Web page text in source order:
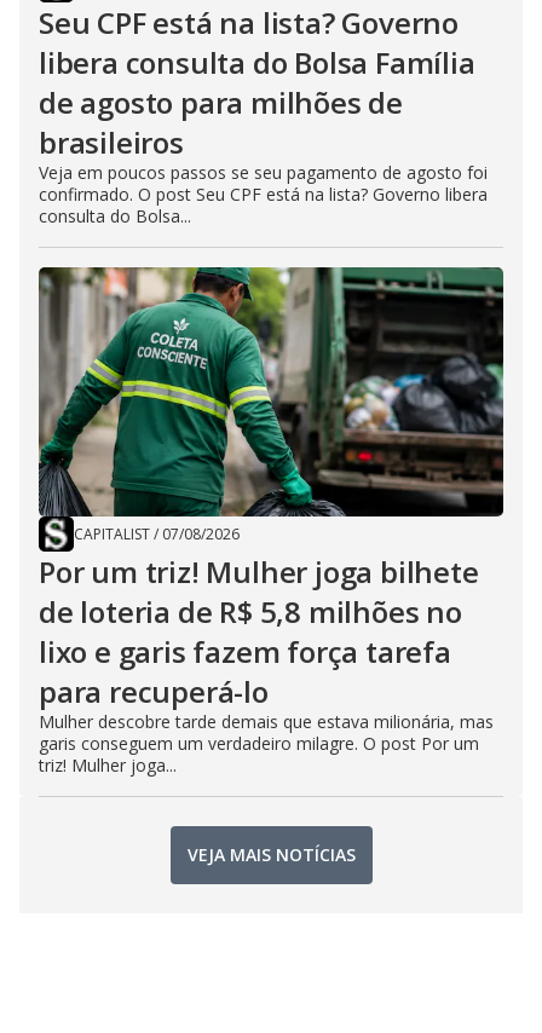
Seu CPF está na lista? Governo
libera consulta do Bolsa Família
de agosto para milhões de
brasileiros
Veja em poucos passos se seu pagamento de agosto foi
confirmado. O post Seu CPF está na lista? Governo libera
consulta do Bolsa...
CAPITALIST/ 07/08/2026
Por um triz! Mulher joga bilhete
de loteria de R$ 5,8 milhões no
lixo e garis fazem força tarefa
para recuperá-lo
Mulher descobre tarde demais que estava milionária, mas
garis conseguem um verdadeiro milagre. O post Por um
triz! Mulher joga...
VEJA MAIS NOTÍCIAS